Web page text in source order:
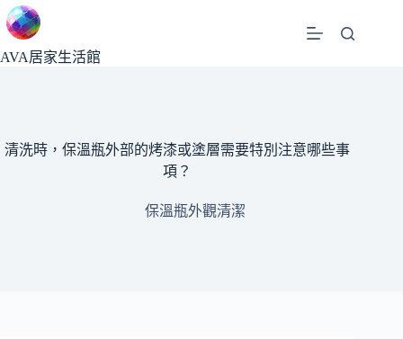
跳
至
主
AVA居家生活館
清洗時，保溫瓶外部的烤漆或塗層需要特別注意哪些事
項？
保溫瓶外觀清潔